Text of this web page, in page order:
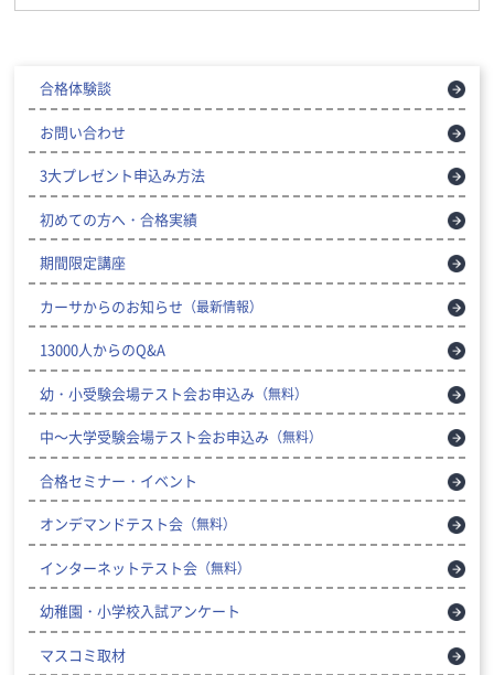
合格体験談
お問い合わせ
3大プレゼント申込み方法
初めての方へ・合格実績
期間限定講座
カーサからのお知らせ （最新情報）
13000人からのQ&A
幼・小受験会場テスト会お申込み （無料）
中～大学受験会場テスト会お申込み （無料）
合格セミナー・イベント
オンデマンドテスト会 （無料）
インターネットテスト会 （無料）
幼稚園・小学校入試アンケート
マスコミ取材